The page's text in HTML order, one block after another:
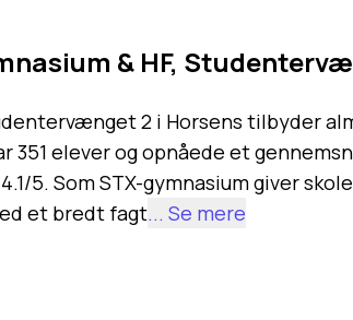
& HF,
2 i Horsens tilbyder
351 elever og opnåede et
5. Som STX-gymnasium giver
et bredt fagt... Se mere